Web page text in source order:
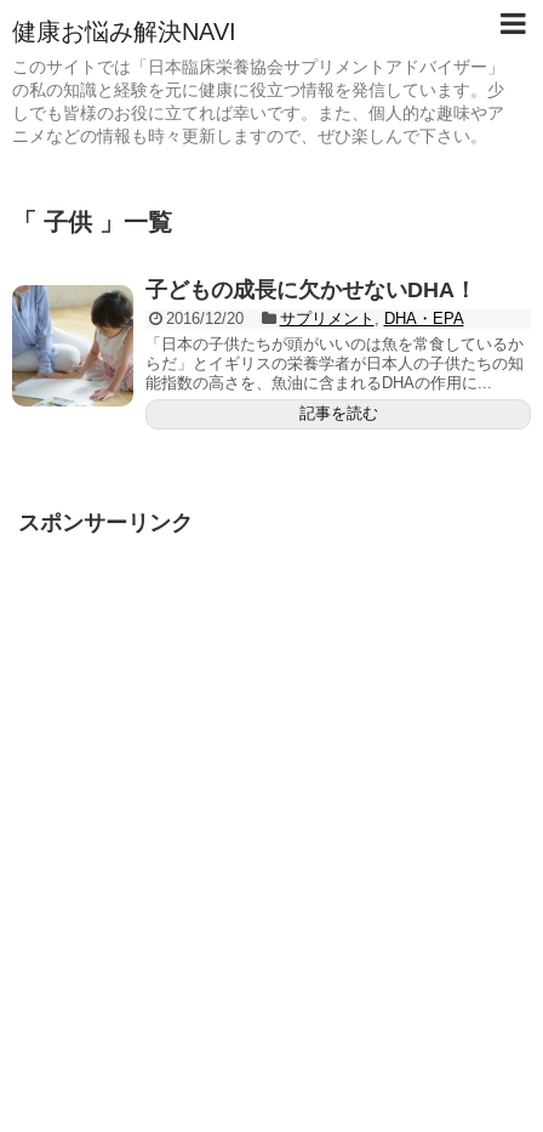
健康お悩み解決NAVI
このサイトでは「日本臨床栄養協会サプリメントアドバイザー」
の私の知識と経験を元に健康に役立つ情報を発信しています。少
しでも皆様のお役に立てれば幸いです。また、個人的な趣味やア
ニメなどの情報も時々更新しますので、ぜひ楽しんで下さい。
「 子供 」一覧
子どもの成長に欠かせないDHA！
2016/12/20 サプリメント
DHA・EPA
「日本の子供たちが頭がいいのは魚を常食しているか
らだ」とイギリスの栄養学者が日本人の子供たちの知
能指数の高さを、魚油に含まれるDHAの作用に...
記事を読む
スポンサーリンク